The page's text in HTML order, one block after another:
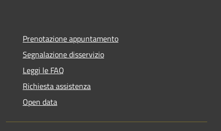
Prenotazione appuntamento
Segnalazione disservizio
Leggi le FAQ
Richiesta assistenza
Open data